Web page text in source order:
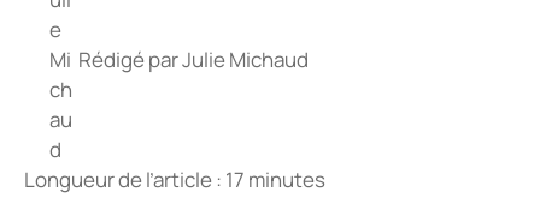
Rédigé parJulie Michaud
Longueur de l’article : 17 minutes